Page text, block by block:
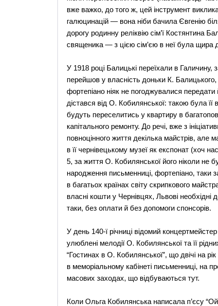
вже важко, до того ж, цей інструмент
галюцинацій — вона ніби бачила Євгенію
дорогу родинну реліквію сім’ї Костянтина
священика — з цією сім’єю в неї була щира
У 1918 році Балицькі переїхали в
перейшов у власність доньки К.
фортепіано ніяк не погоджувалися
дістався від О. Кобилянської: такою була
будуть переселитись у квартиру в
капітального ремонту. До речі, вже з
повноцінного життя декілька майстрів, але
в її чернівецькому музеї як експонат (хоч
5, за життя О. Кобилянської його ніколи не
народження письменниці, фортепіано, таки
в багатьох країнах світу скрипкового
власні кошти у Чернівцях, Львові необхідні
таки, без оплати й без допомоги спонсорів.
У день 140-ї річниці відомий
улюблені мелодії О. Кобилянської та її
“Гостинах в О. Кобилянської”, що двічі на
в меморіальному кабінеті письменниці, на
масових заходах, що відбуваються тут.
Коли Ольга Кобилянська написала п’єсу